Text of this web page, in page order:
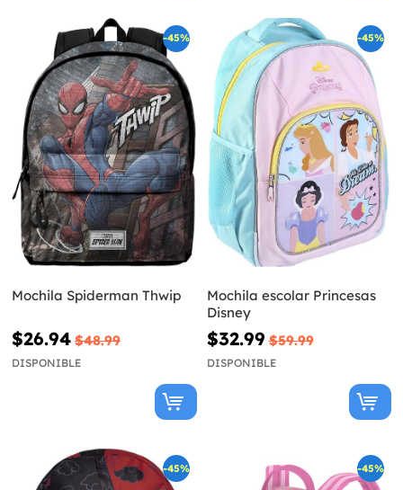
-45%
Mochila Spiderman Thwip
$26.94 $48.99
DISPONIBLE
-45%
Mochila escolar Princesas
Disney
$32.99 $59.99
DISPONIBLE
-45% -45%